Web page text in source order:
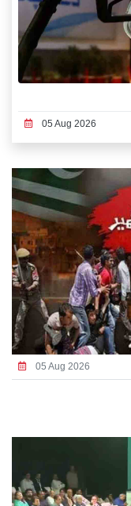
05 Aug 2026
05 Aug 2026